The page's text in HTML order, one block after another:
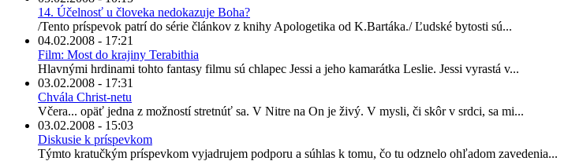
14. Účelnosť u človeka nedokazuje Boha?
/Tento príspevok patrí do série článkov z knihy Apologetika od K.Bartáka./ Ľudské bytosti sú...
04.02.2008 - 17:21
Film: Most do krajiny Terabithia
Hlavnými hrdinami tohto fantasy filmu sú chlapec Jessi a jeho kamarátka Leslie. Jessi vyrastá v...
03.02.2008 - 17:31
Chvála Christ-netu
Včera... opäť jedna z možností stretnúť sa. V Nitre na On je živý. V mysli, či skôr v srdci, sa mi...
03.02.2008 - 15:03
Diskusie k príspevkom
Týmto kratučkým príspevkom vyjadrujem podporu a súhlas k tomu, čo tu odznelo ohľadom zavedenia...